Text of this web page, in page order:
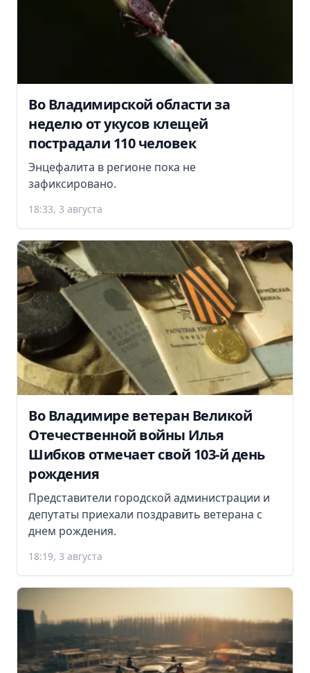
Во Владимирской области за
неделю от укусов клещей
пострадали 110 человек
Энцефалита в регионе пока не
зафиксировано.
18:33, 3 августа
Во Владимире ветеран Великой
Отечественной войны Илья
Шибков отмечает свой 103-й день
рождения
Представители городской администрации и
депутаты приехали поздравить ветерана с
днем рождения.
18:19, 3 августа